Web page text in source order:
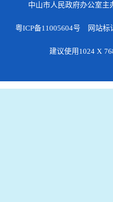
中山市人民政府办公室
粤ICP备11005604号 网站标
建议使用1024 X